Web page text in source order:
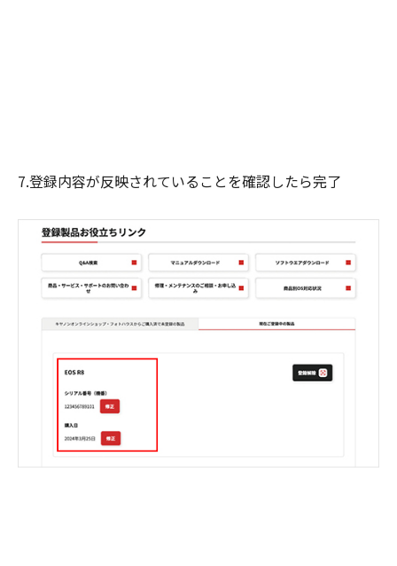
7.登録内容が反映されていることを確認したら完了